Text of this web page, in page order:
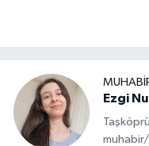
Ezgi